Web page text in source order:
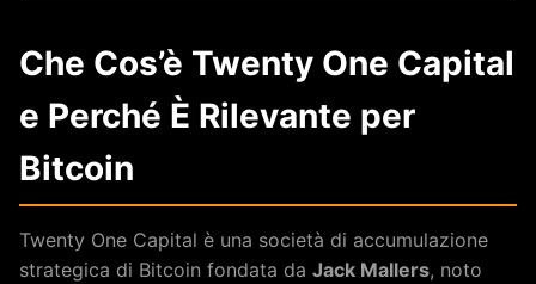
Che Cos’è Twenty One Capital
e Perché È Rilevante per
Bitcoin
Twenty One Capital è una società di accumulazione
strategica di Bitcoin fondata da Jack Mallers, noto